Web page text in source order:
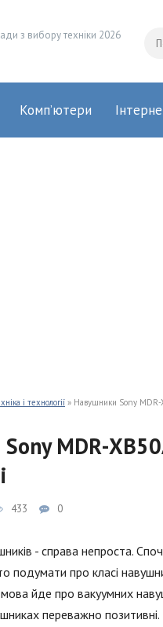
з вибору техніки 2026
Комп’ютери
і технології » Навушники Sony MDR-
MDR-
433 0
- справа непроста.
подумати про класі
йде про вакуумних
переважно